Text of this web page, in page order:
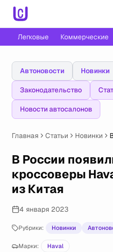
Легковые Коммерческие
Автоновости Новинки
Законодательство
Новости автосалонов
Главная Статьи Новинки
В России
кроссоверы
из Китая
4 января 2023
Рубрики: Новинки
Марки: Haval